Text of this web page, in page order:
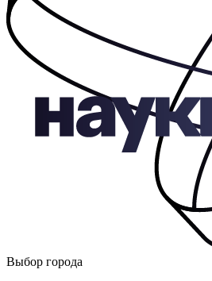
Выбор города